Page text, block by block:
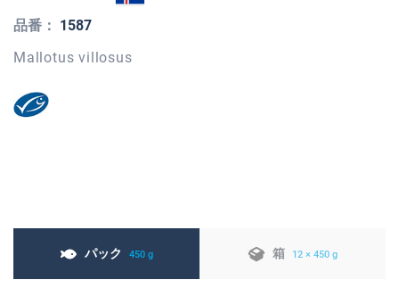
品番： 1587
Mallotus villosus
パック 450 g 箱 12 × 450 g